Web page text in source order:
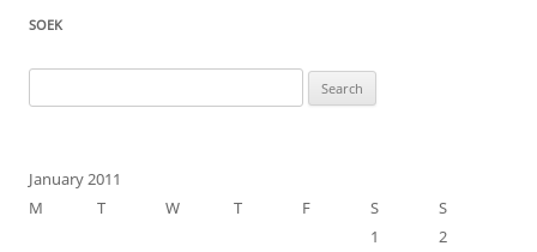
SOEK
for:
January 2011
M
T W T F S
S
1
2